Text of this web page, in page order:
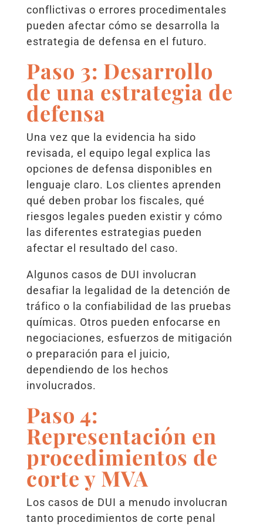
conflictivas o errores procedimentales
pueden afectar cómo se desarrolla la
estrategia de defensa en el futuro.
Paso 3: Desarrollo
de una estrategia de
defensa
Una vez que la evidencia ha sido
revisada, el equipo legal explica las
opciones de defensa disponibles en
lenguaje claro. Los clientes aprenden
qué deben probar los fiscales, qué
riesgos legales pueden existir y cómo
las diferentes estrategias pueden
afectar el resultado del caso.
Algunos casos de DUI involucran
desafiar la legalidad de la detención de
tráfico o la confiabilidad de las pruebas
químicas. Otros pueden enfocarse en
negociaciones, esfuerzos de mitigación
o preparación para el juicio,
dependiendo de los hechos
involucrados.
Paso 4:
Representación en
procedimientos de
corte y MVA
Los casos de DUI a menudo involucran
tanto procedimientos de corte penal